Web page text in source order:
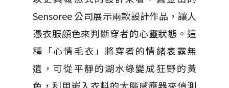
Sensoree 公司展示兩款設計作品，讓人
憑衣服顏色來判斷穿者的心靈狀態。這
種「心情毛衣」將穿者的情緒表露無
遺，可從平靜的湖水綠變成狂野的黃